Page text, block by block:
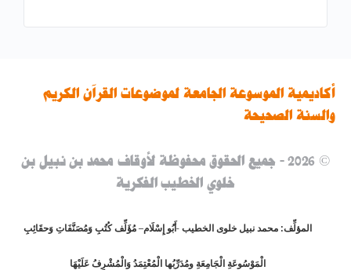
أكاديمية الموسوعة الجامعة لموضوعات القرآن الكريم
والسنة الصحيحة
© 2026 - جميع الحقوق محفوظة لأوقاف محمد بن نبيل بن
خلوي الخطيب الفكرية
المؤلِّف: محمد نبيل خلوى الخطيب -أَبُو إِسْلَام–مُؤَلِّف كُتُبِ وَمُصَنَّفَاتِ وَحقَائِبِ
الْمَوْسُوعَةِ الْجَامِعَةِ ومُدَرِّبُها الْمُعْتِمَدُ وَالْمُشْرِفُ عَلَيْهَا